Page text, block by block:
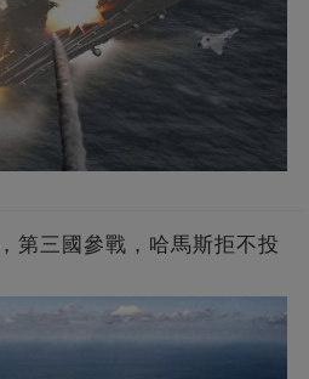
第三國參戰，哈馬斯拒不投